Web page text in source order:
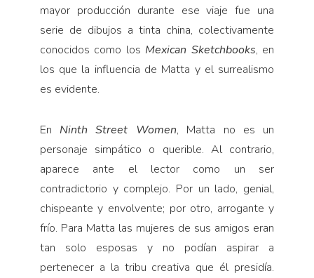
mayor producción durante ese viaje fue una
serie de dibujos a tinta china, colectivamente
conocidos como los Mexican Sketchbooks, en
los que la influencia de Matta y el surrealismo
es evidente.
En Ninth Street Women, Matta no es un
personaje simpático o querible. Al contrario,
aparece ante el lector como un ser
contradictorio y complejo. Por un lado, genial,
chispeante y envolvente; por otro, arrogante y
frío. Para Matta las mujeres de sus amigos eran
tan solo esposas y no podían aspirar a
pertenecer a la tribu creativa que él presidía.